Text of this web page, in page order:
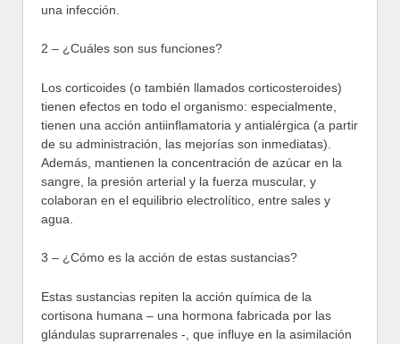
una infección.
2 – ¿Cuáles son sus funciones?
Los corticoides (o también llamados corticosteroides)
tienen efectos en todo el organismo: especialmente,
tienen una acción antiinflamatoria y antialérgica (a partir
de su administración, las mejorías son inmediatas).
Además, mantienen la concentración de azúcar en la
sangre, la presión arterial y la fuerza muscular, y
colaboran en el equilibrio electrolítico, entre sales y
agua.
3 – ¿Cómo es la acción de estas sustancias?
Estas sustancias repiten la acción química de la
cortisona humana – una hormona fabricada por las
glándulas suprarrenales -, que influye en la asimilación